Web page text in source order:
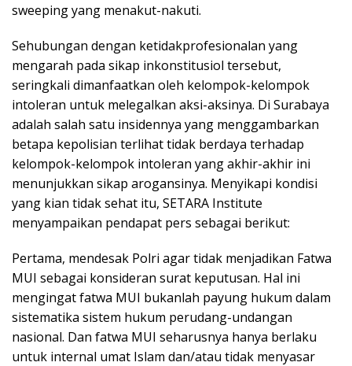
sweeping yang menakut-nakuti.
Sehubungan dengan ketidakprofesionalan yang
mengarah pada sikap inkonstitusiol tersebut,
seringkali dimanfaatkan oleh kelompok-kelompok
intoleran untuk melegalkan aksi-aksinya. Di Surabaya
adalah salah satu insidennya yang menggambarkan
betapa kepolisian terlihat tidak berdaya terhadap
kelompok-kelompok intoleran yang akhir-akhir ini
menunjukkan sikap arogansinya. Menyikapi kondisi
yang kian tidak sehat itu, SETARA Institute
menyampaikan pendapat pers sebagai berikut:
Pertama, mendesak Polri agar tidak menjadikan Fatwa
MUI sebagai konsideran surat keputusan. Hal ini
mengingat fatwa MUI bukanlah payung hukum dalam
sistematika sistem hukum perudang-undangan
nasional. Dan fatwa MUI seharusnya hanya berlaku
untuk internal umat Islam dan/atau tidak menyasar